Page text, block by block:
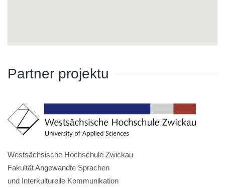
Partner projektu
Westsächsische Hochschule Zwickau
Fakultät Angewandte Sprachen
und Interkulturelle Kommunikation